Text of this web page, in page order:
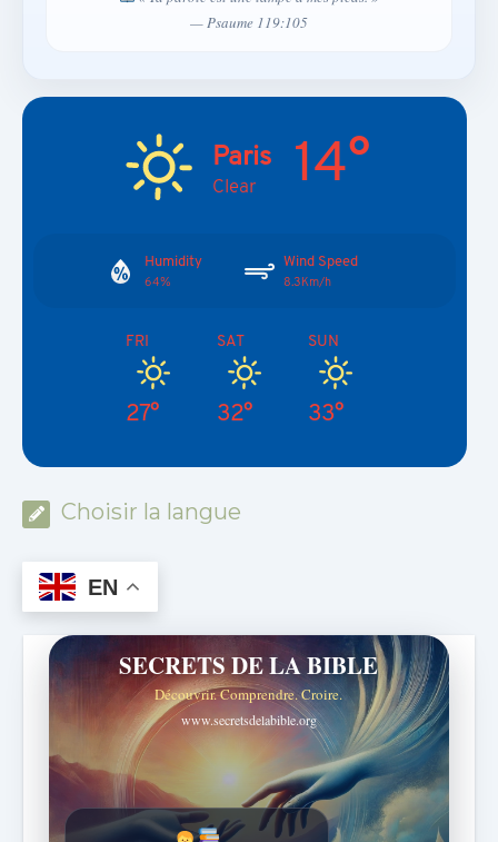
— Psaume 119:105
Paris
Clear 14°
Humidity
64%
Wind Speed
8.3Km/h
FRI
27°
SAT
32°
SUN
33°
Choisir la langue
EN
SECRETS DE LA BIBLE
Découvrir. Comprendre. Croire.
www.secretsdelabible.org